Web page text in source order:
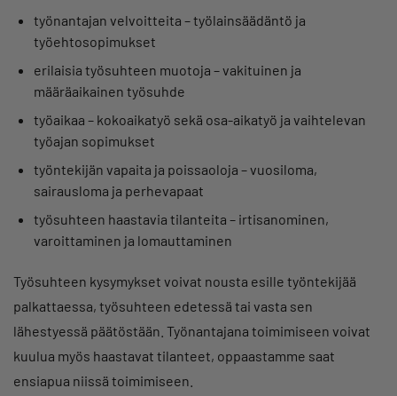
työnantajan velvoitteita – työlainsäädäntö ja
työehtosopimukset
erilaisia työsuhteen muotoja – vakituinen ja
määräaikainen työsuhde
työaikaa – kokoaikatyö sekä osa-aikatyö ja vaihtelevan
työajan sopimukset
työntekijän vapaita ja poissaoloja – vuosiloma,
sairausloma ja perhevapaat
työsuhteen haastavia tilanteita – irtisanominen,
varoittaminen ja lomauttaminen
Työsuhteen kysymykset voivat nousta esille työntekijää
palkattaessa, työsuhteen edetessä tai vasta sen
lähestyessä päätöstään. Työnantajana toimimiseen voivat
kuulua myös haastavat tilanteet, oppaastamme saat
ensiapua niissä toimimiseen.